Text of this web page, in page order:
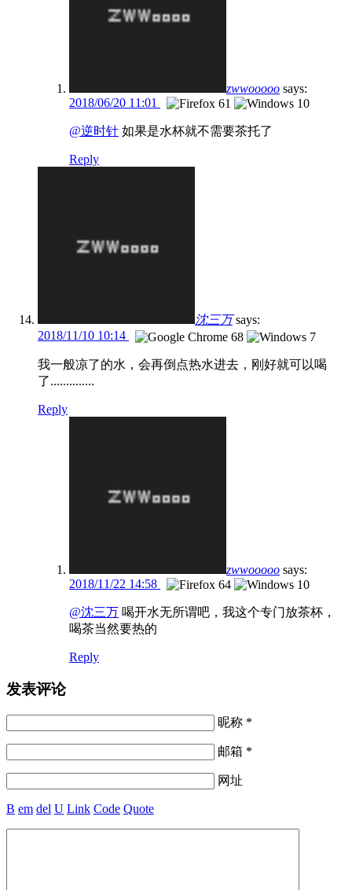
zwwooooo says:
2018/06/20 11:01
@逆时针 如果是水杯就不需要茶托了
Reply
沈三万 says:
2018/11/10 10:14
我一般凉了的水，会再倒点热水进去，刚好就可以喝
了..............
Reply
zwwooooo says:
2018/11/22 14:58
@沈三万 喝开水无所谓吧，我这个专门放茶杯，
喝茶当然要热的
Reply
发表评论
昵称 *
邮箱 *
网址
B em del U Link Code Quote